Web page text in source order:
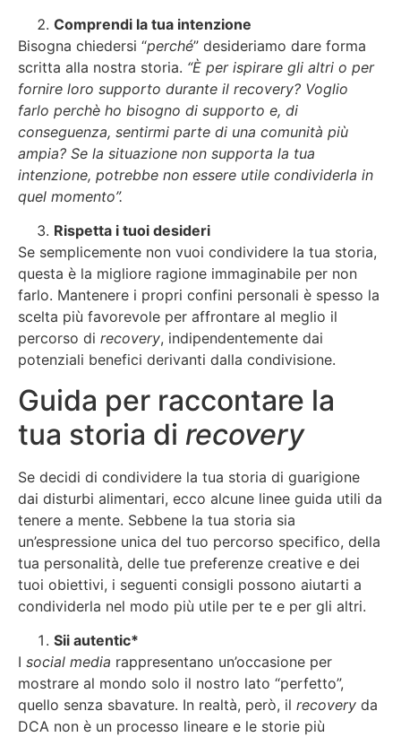
Comprendi la tua intenzione
Bisogna chiedersi “perché” desideriamo dare forma
scritta alla nostra storia. “È per ispirare gli altri o per
fornire loro supporto durante il recovery? Voglio
farlo perchè ho bisogno di supporto e, di
conseguenza, sentirmi parte di una comunità più
ampia? Se la situazione non supporta la tua
intenzione, potrebbe non essere utile condividerla in
quel momento”.
Rispetta i tuoi desideri
Se semplicemente non vuoi condividere la tua storia,
questa è la migliore ragione immaginabile per non
farlo. Mantenere i propri confini personali è spesso la
scelta più favorevole per affrontare al meglio il
percorso di recovery, indipendentemente dai
potenziali benefici derivanti dalla condivisione.
Guida per raccontare la
tua storia di recovery
Se decidi di condividere la tua storia di guarigione
dai disturbi alimentari, ecco alcune linee guida utili da
tenere a mente. Sebbene la tua storia sia
un’espressione unica del tuo percorso specifico, della
tua personalità, delle tue preferenze creative e dei
tuoi obiettivi, i seguenti consigli possono aiutarti a
condividerla nel modo più utile per te e per gli altri.
Sii autentic*
I social media rappresentano un’occasione per
mostrare al mondo solo il nostro lato “perfetto”,
quello senza sbavature. In realtà, però, il recovery da
DCA non è un processo lineare e le storie più